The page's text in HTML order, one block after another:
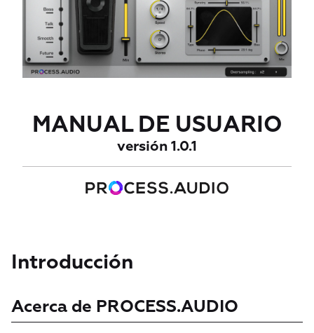
MANUAL DE USUARIO
versión 1.0.1
Introducción
Acerca de PROCESS.AUDIO